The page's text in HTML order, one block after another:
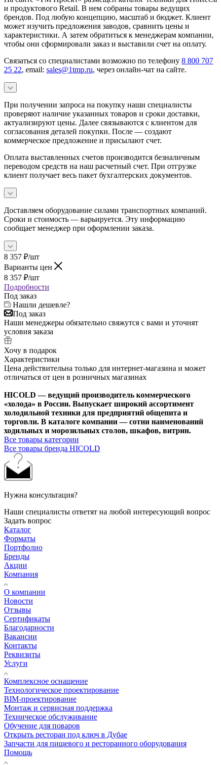
и продуктового Retail. В нем собраны товары ведущих
брендов. Под любую концепцию, масштаб и бюджет. Клиент
может изучить предложения заводов, сравнить цены и
характеристики. А затем обратиться к менеджерам компании,
чтобы они сформировали заказ и выставили счет на оплату.
Связаться со специалистами возможно по телефону 8 800 707
25 22, email: sales@1tmp.ru, через онлайн-чат на сайте.
При получении запроса на покупку наши специалисты
проверяют наличие указанных товаров и сроки доставки,
актуализируют цены. Далее связываются с клиентом для
согласования деталей покупки. После — создают
коммерческое предложение и присылают счет.
Оплата выставленных счетов производится безналичным
переводом средств на наш расчетный счет. При отгрузке
клиент получает весь пакет бухгалтерских документов.
Доставляем оборудование силами транспортных компаний.
Сроки и стоимость — варьируется. Эту информацию
сообщает менеджер при оформлении заказа.
8 357 ₽/шт
Варианты цен
8 357 ₽/шт
Подробности
Под заказ
Нашли дешевле?
Под заказ
Наши менеджеры обязательно свяжутся с вами и уточнят
условия заказа
Хочу в подарок
Характеристики
Цена действительна только для интернет-магазина и может
отличаться от цен в розничных магазинах
HICOLD — ведущий производитель коммерческого
«холода» в России. Выпускает широкий ассортимент
холодильной техники для предприятий общепита и
торговли. В каталоге компании — сотни наименований
ходильных и морозильных столов, шкафов, витрин.
Все товары категории
Все товары бренда HICOLD
Нужна консультация?
Наши специалисты ответят на любой интересующий вопрос
Задать вопрос
Каталог
Форматы
Портфолио
Бренды
Акции
Компания
О компании
Новости
Отзывы
Сертификаты
Благодарности
Вакансии
Контакты
Реквизиты
Услуги
Комплексное оснащение
Технологическое проектирование
BIM-проектирование
Монтаж и сервисная поддержка
Техническое обслуживание
Обучение для поваров
Открыть ресторан под ключ в Дубае
Запчасти для пищевого и ресторанного оборудования
Помощь